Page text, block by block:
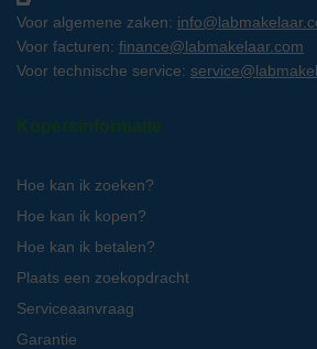
Voor algemene zaken:
Voor facturen: finance@labmakelaar.com
Voor technische service:
Kopersinformatie
Hoe kan ik zoeken?
Hoe kan ik kopen?
Hoe kan ik betalen?
Plaats een zoekopdracht
Serviceaanvraag
Garantie